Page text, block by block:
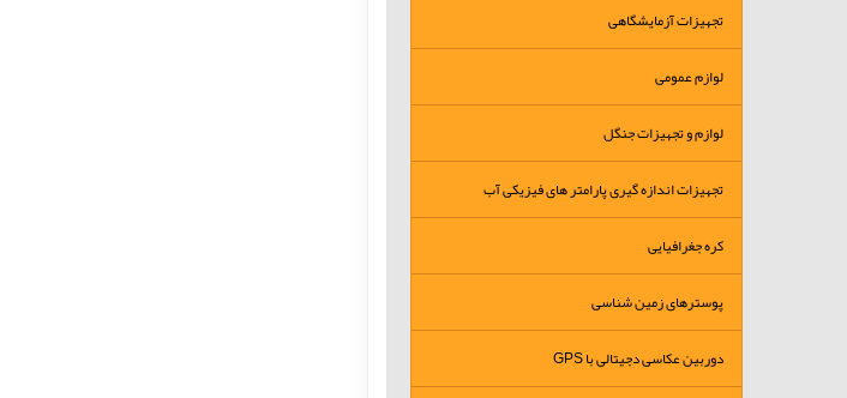
تجهیزات آزمایشگاهی
لوازم عمومی
لوازم و تجهیزات جنگل
تجهیزات اندازه گیری پارامتر های فیزیکی آب
کره جغرافیایی
پوسترهای زمین شناسی
دوربین عکاسی دجیتالی با GPS